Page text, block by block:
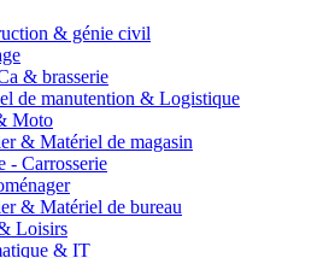
& génie civil
& brasserie
de manutention & Logistique
Moto
& Matériel de magasin
- Carrosserie
& Matériel de bureau
Loisirs
& IT